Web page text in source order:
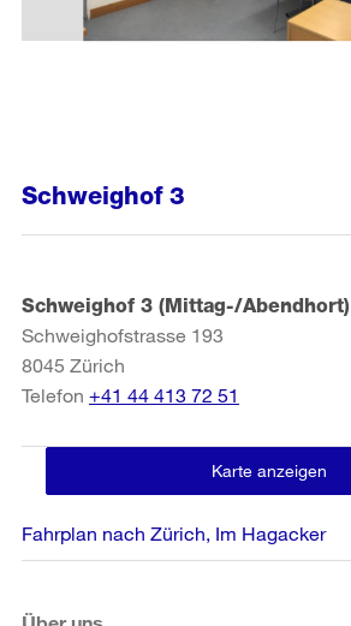
Schweighof 3
Schweighof 3 (Mittag-/Abendhort)
Schweighofstrasse 193
8045 Zürich
Telefon +41 44 413 72 51
Karte anzeigen
Fahrplan nach Zürich, Im Hagacker